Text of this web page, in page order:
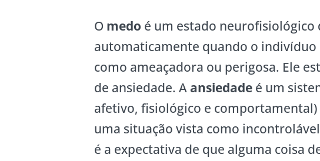
O medo é um estado neurofisiológico
automaticamente quando o
como ameaçadora ou perigosa. Ele
de ansiedade. A ansiedade é um
afetivo, fisiológico e
uma situação vista como
é a expectativa de que alguma coisa